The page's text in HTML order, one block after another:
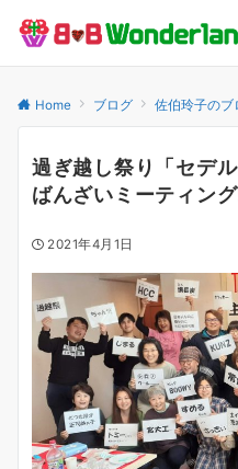
Home ブログ 佐伯玲子のブ
過ぎ越し祭り「セデ
ばんざいミーティン
2021年4月1日